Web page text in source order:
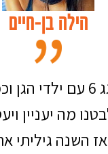
הילה בן-חיים
יהונתן חגג 6 עם ילדי
מה יעניין
השנה גיליתי